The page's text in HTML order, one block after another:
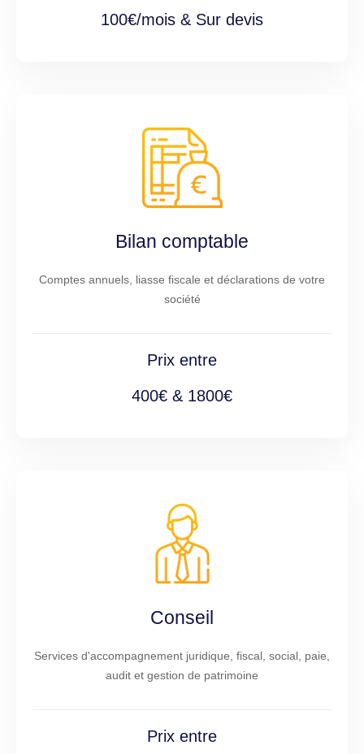
100€/mois & Sur devis
Bilan comptable
Comptes annuels, liasse fiscale et déclarations de votre
société
Prix entre
400€ & 1800€
Conseil
Services d'accompagnement juridique, fiscal, social, paie,
audit et gestion de patrimoine
Prix entre